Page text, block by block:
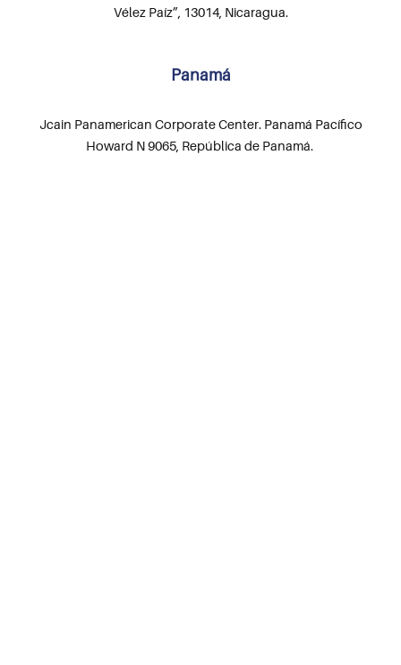
Vélez Paíz”, 13014, Nicaragua.
Panamá
Jcain Panamerican Corporate Center. Panamá Pacífico
Howard N 9065, República de Panamá.